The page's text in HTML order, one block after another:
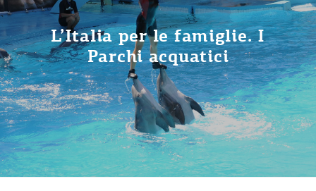
L’Italia per le famiglie. I
Parchi acquatici